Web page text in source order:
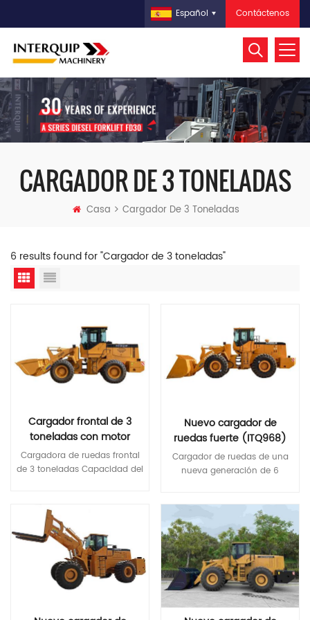
Contáctenos
Español
CARGADOR DE 3 TONELADAS
Casa Cargador De 3 Toneladas
6 results found for "Cargador de 3 toneladas"
Cargador frontal de 3
toneladas con motor
diésel
Cummins/Yuchai/Weichai
Cargadora de ruedas frontal
de 3 toneladas Capacidad del
nominal: 92 kw
Características : 1. transmisión
electrónica 2.controlador de
joystick 3.radio, grabadora de
conducción, imagen de
marcha atrás; 4. asiento con
suspensión 5.aire
Nuevo cargador de
ruedas fuerte (ITQ968)
con CE certificado
Cargador de ruedas de una
nueva generación de 6
funcionamiento: 19500 kg